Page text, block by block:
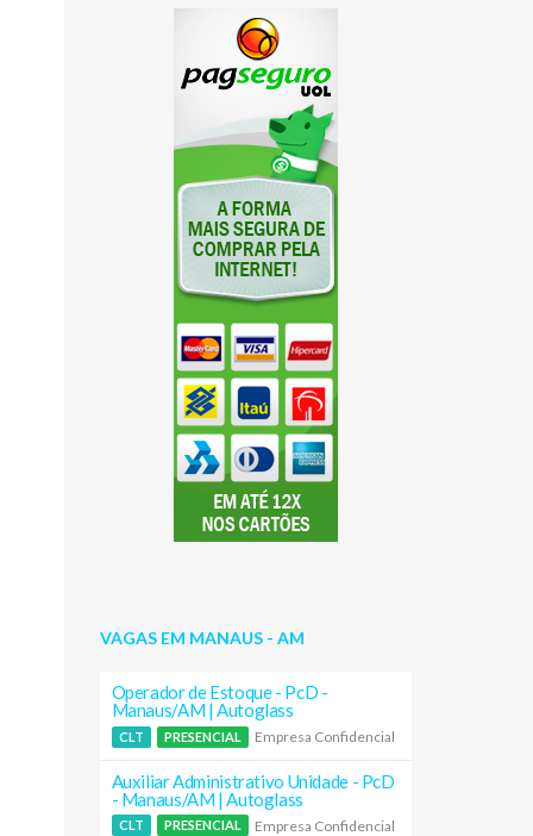
VAGAS EM MANAUS - AM
Operador de Estoque - PcD -
Manaus/AM | Autoglass
CLT PRESENCIAL Empresa Confidencial
Auxiliar Administrativo Unidade - PcD
- Manaus/AM | Autoglass
CLT PRESENCIAL Empresa Confidencial